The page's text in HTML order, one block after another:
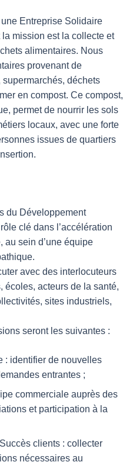
Entreprise Solidaire
mission est la collecte et
alimentaires. Nous
provenant de
déchets
en compost. Ce compost,
permet de nourrir les sols
locaux, avec une forte
issues de quartiers
du Développement
clé dans l’accélération
au sein d’une équipe
avec des interlocuteurs
écoles, acteurs de la santé,
sites industriels,
seront les suivantes :
: identifier de nouvelles
entrantes ;
commerciale auprès des
et participation à la
clients : collecter
nécessaires au